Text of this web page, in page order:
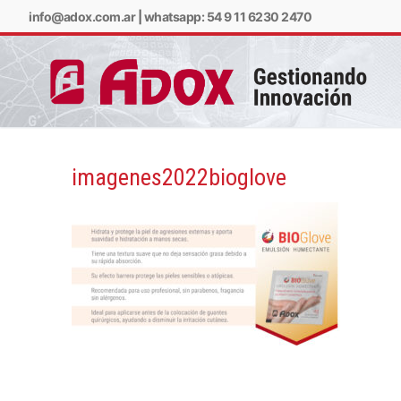
info@adox.com.ar| whatsapp: 54 9 11 6230 2470
imagenes2022bioglove